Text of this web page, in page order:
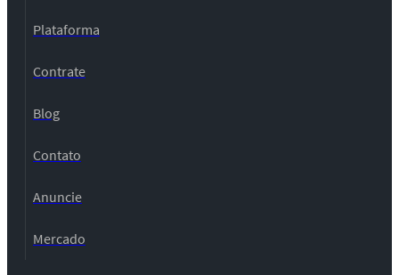
Plataforma
Contrate
Blog
Contato
Anuncie
Mercado